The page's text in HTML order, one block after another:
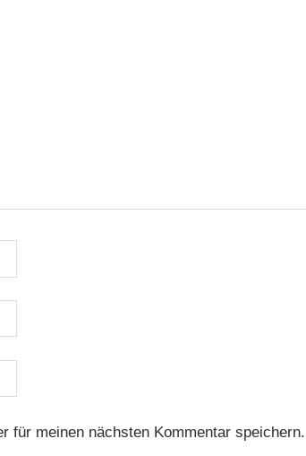
für meinen nächsten Kommentar speichern.